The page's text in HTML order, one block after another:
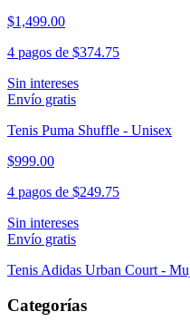
$1,499.00
4 pagos de $374.75
Sin intereses
Envío gratis
Tenis Puma Shuffle - Unisex
$999.00
4 pagos de $249.75
Sin intereses
Envío gratis
Tenis Adidas Urban Court -
Categorías